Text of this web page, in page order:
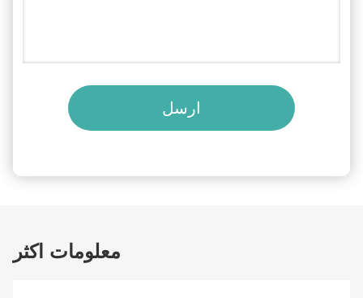
ارسل
معلومات اكثر